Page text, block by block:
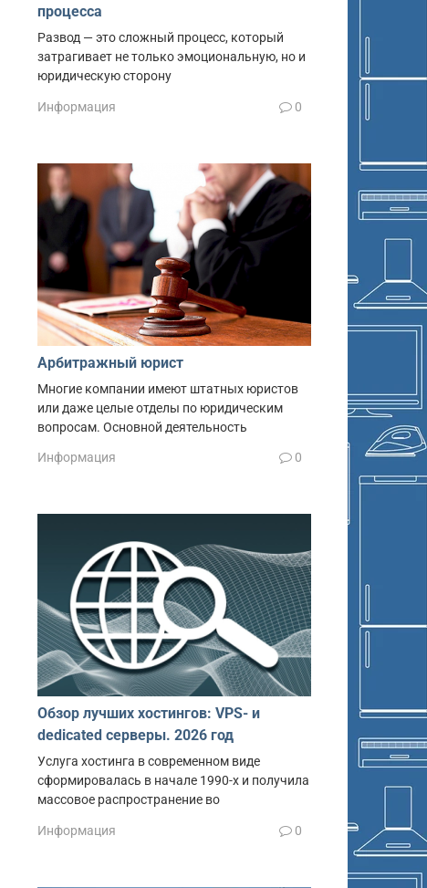
процесса
Развод — это сложный процесс, который
затрагивает не только эмоциональную, но и
юридическую сторону
Информация 0
Арбитражный юрист
Многие компании имеют штатных юристов
или даже целые отделы по юридическим
вопросам. Основной деятельность
Информация 0
Обзор лучших хостингов: VPS- и
dedicated серверы. 2026 год
Услуга хостинга в современном виде
сформировалась в начале 1990-х и получила
массовое распространение во
Информация 0